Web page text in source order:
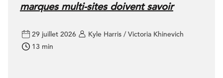
marques multi-sites doivent savoir
29 juillet 2026
Kyle Harris / Victoria Khinevich
13 min